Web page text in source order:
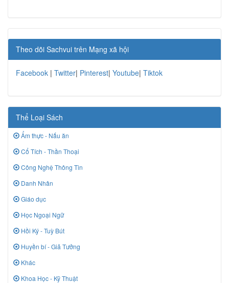
Theo dõi Sachvui trên Mạng xã hội
Facebook | Twitter| Pinterest| Youtube| Tiktok
Thể Loại Sách
Ẩm thực - Nấu ăn
Cổ Tích - Thần Thoại
Công Nghệ Thông Tin
Danh Nhân
Giáo dục
Học Ngoại Ngữ
Hồi Ký - Tuỳ Bút
Huyền bí - Giả Tưởng
Khác
Khoa Học - Kỹ Thuật